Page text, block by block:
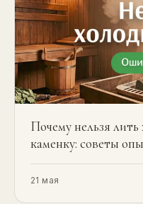
Почему нельзя
каменку: советы
21 мая